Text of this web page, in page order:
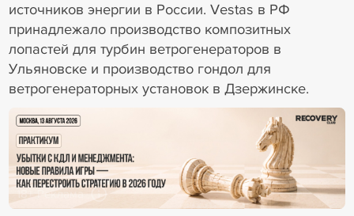
источников энергии в России. Vestas в РФ
принадлежало производство композитных
лопастей для турбин ветрогенераторов в
Ульяновске и производство гондол для
ветрогенераторных установок в Дзержинске.
18+ Реклама